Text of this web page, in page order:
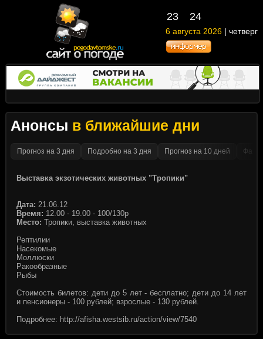
23 24
6 августа 2026 | четверг
Анонсы в ближайшие дни
Прогноз на 3 дня Подробно на 3 дня Прогноз на 10 дней
Выставка экзотических животных "Тропики"
Дата: 21.06.12
Время: 12.00 - 19.00 - 100/130р
Место: Тропики, выставка животных
Рептилии
Насекомые
Моллюски
Ракообразные
Рыбы
Стоимость билетов: дети до 5 лет - бесплатно; дети до 14 лет
и пенсионеры - 100 рублей; взрослые - 130 рублей.
Подробнее: http://afisha.westsib.ru/action/view/7540